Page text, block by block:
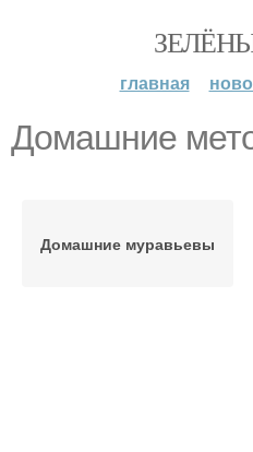
главная
Домашние
Домашние муравьевы